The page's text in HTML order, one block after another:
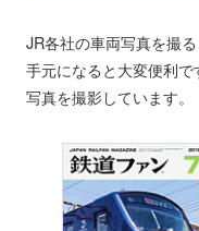
JR各社の車両写真を撮
手元になると大変便利
写真を撮影しています。